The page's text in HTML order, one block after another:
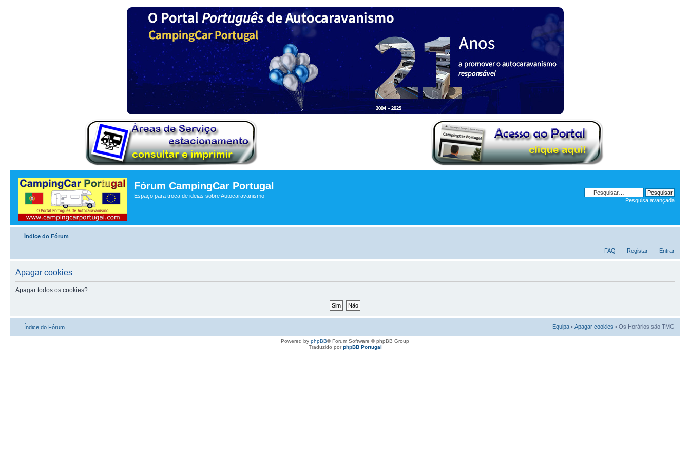
Fórum CampingCar Portugal
Espaço para troca de ideias sobre Autocaravanismo
Pesquisa avançada
Índice do Fórum
FAQ Registar Entrar
Apagar cookies
Apagar todos os cookies?
Índice do Fórum Equipa • Apagar cookies • Os Horários são TMG
Powered by phpBB® Forum Software © phpBB Group
Traduzido porphpBB Portugal